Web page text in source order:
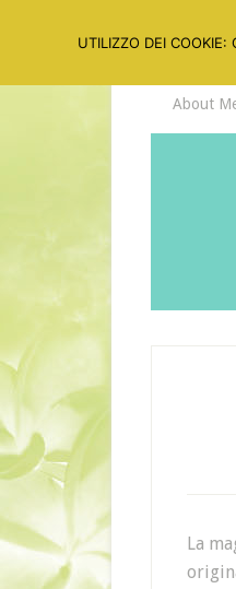
About
La
UTILIZZO DEI